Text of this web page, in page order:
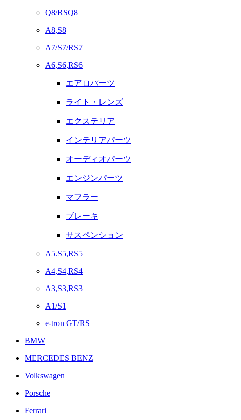
Q8/RSQ8
A8,S8
A7/S7/RS7
A6,S6,RS6
エアロパーツ
ライト・レンズ
エクステリア
インテリアパーツ
オーディオパーツ
エンジンパーツ
マフラー
ブレーキ
サスペンション
A5.S5,RS5
A4,S4,RS4
A3,S3,RS3
A1/S1
e-tron GT/RS
BMW
MERCEDES BENZ
Volkswagen
Porsche
Ferrari